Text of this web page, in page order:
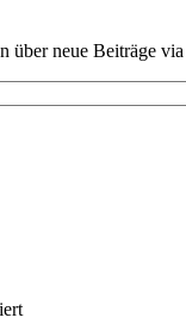
über neue Beiträge